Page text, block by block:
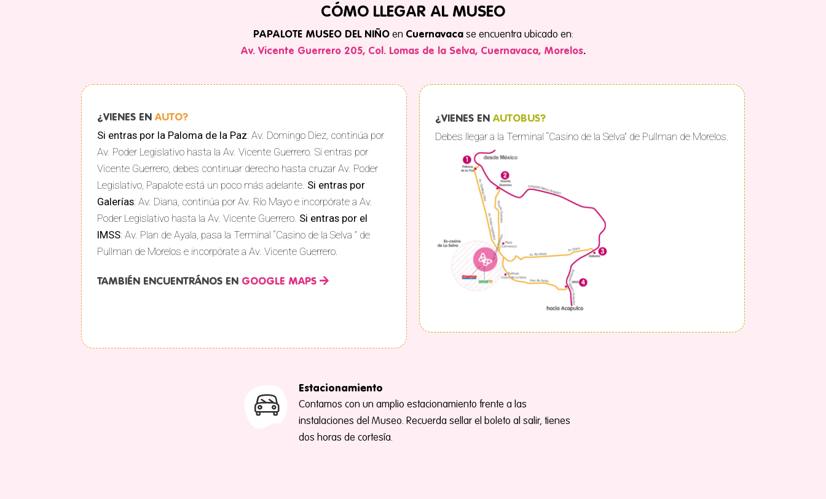
CÓMO LLEGAR AL MUSEO
PAPALOTE MUSEO DEL NIÑOen Cuernavacase encuentra ubicado en:
Av. Vicente Guerrero 205, Col. Lomas de la Selva, Cuernavaca, Morelos.
¿VIENES EN AUTO?
Si entras por la Paloma de la Paz: Av. Domingo Diez, continúa por
Av. Poder Legislativo hasta la Av. Vicente Guerrero. Si entras por
Vicente Guerrero, debes continuar derecho hasta cruzar Av. Poder
Legislativo, Papalote está un poco más adelante. Si entras por
Galerías: Av. Diana, continúa por Av. Río Mayo e incorpórate a Av.
Poder Legislativo hasta la Av. Vicente Guerrero. Si entras por el
IMSS: Av. Plan de Ayala, pasa la Terminal “Casino de la Selva ” de
Pullman de Morelos e incorpórate a Av. Vicente Guerrero.
TAMBIÉN ENCUENTRÁNOS EN GOOGLE MAPS
¿VIENES EN AUTOBUS?
Debes llegar a la Terminal “Casino de la Selva” de Pullman de Morelos.
Estacionamiento
Contamos con un amplio estacionamiento frente a las
instalaciones del Museo. Recuerda sellar el boleto al salir, tienes
dos horas de cortesía.